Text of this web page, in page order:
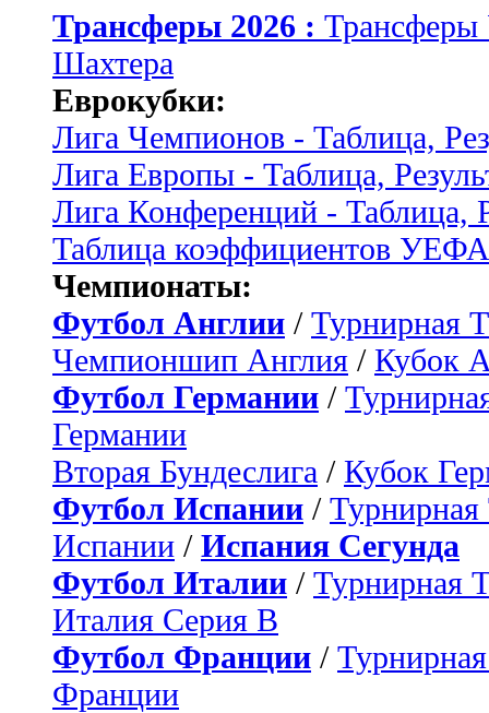
Трансферы 2026 :
Шахтера
Еврокубки:
Лига Чемпионов - Таблица,
Лига Европы - Таблица,
Лига Конференций - Таблица,
Таблица коэффициентов УЕФА
Чемпионаты:
Футбол Англии / Турнирная
Чемпионшип Англия / Кубок
Футбол Германии /
Германии
Вторая Бундеслига / Кубок
Футбол Испании / Турнирная
Испании / Испания Сегунда
Футбол Италии / Турнирная
Италия Серия B
Футбол Франции /
Франции